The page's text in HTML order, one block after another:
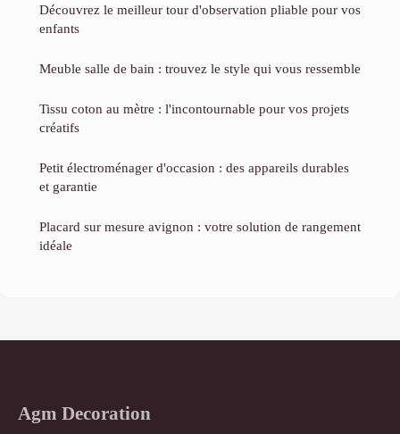
Découvrez le meilleur tour d'observation pliable pour vos
enfants
Meuble salle de bain : trouvez le style qui vous ressemble
Tissu coton au mètre : l'incontournable pour vos projets
créatifs
Petit électroménager d'occasion : des appareils durables
et garantie
Placard sur mesure avignon : votre solution de rangement
idéale
Agm Decoration